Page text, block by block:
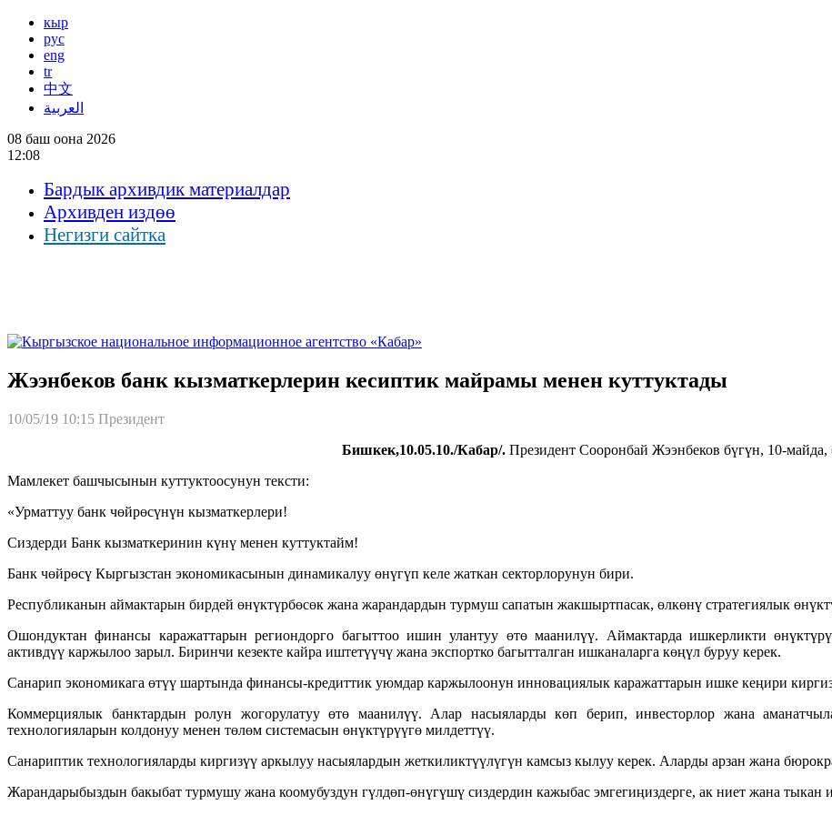
кыр
рус
eng
tr
中文
العربية
08 баш оона 2026
12:08
Бардык архивдик материалдар
Архивден издөө
Негизги сайтка
Жээнбеков банк кызматкерлерин кесиптик майрамы менен куттуктады
10/05/19 10:15 Президент
Бишкек,10.05.10./Кабар/. Президент Сооронбай Жээнбеков бүгүн, 10-
Мамлекет башчысынын куттуктоосунун тексти:
«Урматтуу банк чөйрөсүнүн кызматкерлери!
Сиздерди Банк кызматкеринин күнү менен куттуктайм!
Банк чөйрөсү Кыргызстан экономикасынын динамикалуу өнүгүп келе жаткан секторлорунун бири.
Республиканын аймактарын бирдей өнүктүрбөсөк жана жарандардын турмуш сапатын жакшыртпасак, өлкөнү стратегиялык
Ошондуктан финансы каражаттарын региондорго багыттоо ишин улантуу өтө маанилүү. Аймактарда ишкерликти
активдүү каржылоо зарыл. Биринчи кезекте кайра иштетүүчү жана экспортко багытталган ишканаларга көңүл буруу керек.
Санарип экономикага өтүү шартында финансы-кредиттик уюмдар каржылоонун инновациялык каражаттарын ишке кеңири
Коммерциялык банктардын ролун жогорулатуу өтө маанилүү. Алар насыяларды көп берип, инвесторлор жана
технологияларын колдонуу менен төлөм системасын өнүктүрүүгө милдеттүү.
Санариптик технологияларды киргизүү аркылуу насыялардын жеткиликтүүлүгүн камсыз кылуу керек. Аларды арзан жана
Жарандарыбыздын бакыбат турмушу жана коомубуздун гүлдөп-өнүгүшү сиздердин кажыбас эмгегиңиздерге, ак ниет жана тыкан